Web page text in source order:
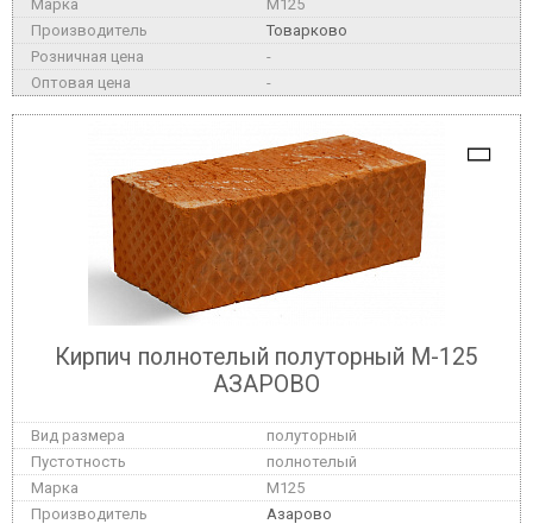
M125
Товарково
-
-
Кирпич полнотелый полуторный М-125
АЗАРОВО
полуторный
полнотелый
M125
Азарово